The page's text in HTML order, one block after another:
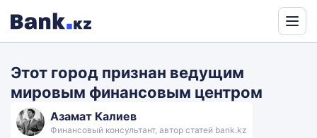
Этот город признан ведущим
мировым финансовым центром
Азамат Калиев
Финансовый консультант, автор статей bank.kz